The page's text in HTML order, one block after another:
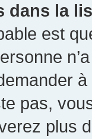
dans la
est
à
pas,
plus